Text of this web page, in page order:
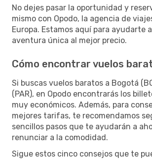
No dejes pasar la oportunidad y
mismo con Opodo, la agencia de
Europa. Estamos aquí para ayudarte
aventura única al mejor precio.
Cómo encontrar vuelos
Si buscas vuelos baratos a Bogotá
(PAR), en Opodo encontrarás los
muy económicos. Además, para
mejores tarifas, te recomendamos
sencillos pasos que te ayudarán a
renunciar a la comodidad.
Sigue estos cinco consejos que te